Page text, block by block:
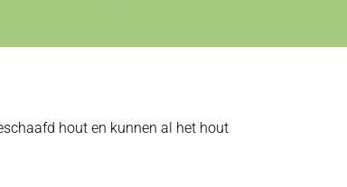
hout en kunnen al het hout